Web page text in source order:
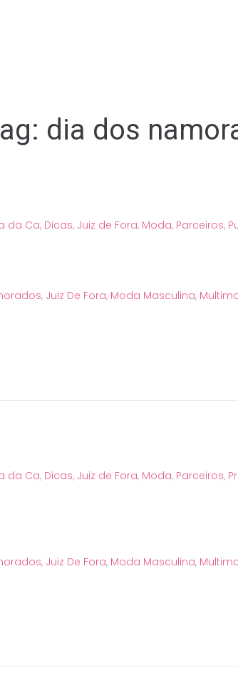
dia dos
da Ca, Dicas, Juiz de Fora, Moda, Parceiros,
, Juiz De Fora, Moda Masculina,
da Ca, Dicas, Juiz de Fora, Moda, Parceiros,
, Juiz De Fora, Moda Masculina,